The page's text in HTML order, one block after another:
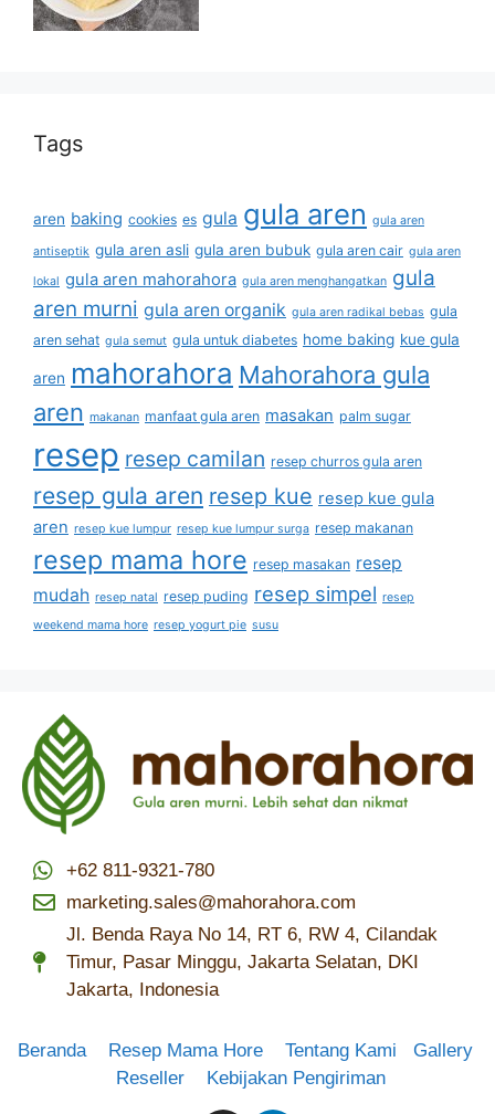
Tags
aren baking cookies es gula gula aren gula aren
antiseptik gula aren asli gula aren bubuk gula aren cair gula aren
lokal gula aren mahorahora gula aren menghangatkan gula
aren murni gula aren organik gula aren radikal bebas gula
aren sehat gula semut gula untuk diabetes home baking kue gula
aren mahorahora Mahorahora gula
aren makanan manfaat gula aren masakan palm sugar
resep resep camilan resep churros gula aren
resep gula aren resep kue resep kue gula
aren resep kue lumpur resep kue lumpur surga resep makanan
resep mama hore resep masakan resep
mudah resep natal resep puding resep simpel resep
weekend mama hore resep yogurt pie susu
+62 811-9321-780
marketing.sales@mahorahora.com
Jl. Benda Raya No 14, RT 6, RW 4, Cilandak
Timur, Pasar Minggu, Jakarta Selatan, DKI
Jakarta, Indonesia
Beranda Resep Mama Hore Tentang Kami
Gallery
Reseller
Kebijakan Pengiriman